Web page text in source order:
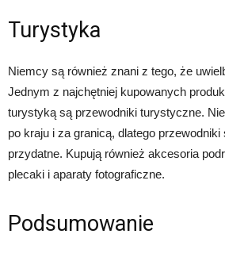
Turystyka
Niemcy są również znani z tego, że
Jednym z najchętniej kupowanych
turystyką są przewodniki turystyczne.
po kraju i za granicą, dlatego
przydatne. Kupują również akcesoria
plecaki i aparaty fotograficzne.
Podsumowanie